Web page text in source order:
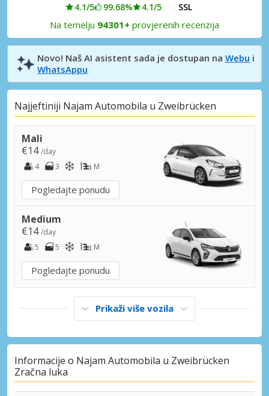
4.1/5 99.68% 4.1/5 SSL
Na temelju 94301+ provjerenih recenzija
Novo! Naš AI asistent sada je dostupan na Webu i
WhatsAppu
Najjeftiniji Najam Automobila u Zweibrücken
Mali
€14/day
4
3 M
Pogledajte ponudu
Medium
€14/day
5
5 M
Pogledajte ponudu
Prikaži više vozila
Informacije o Najam Automobila u Zweibrücken
Zračna luka